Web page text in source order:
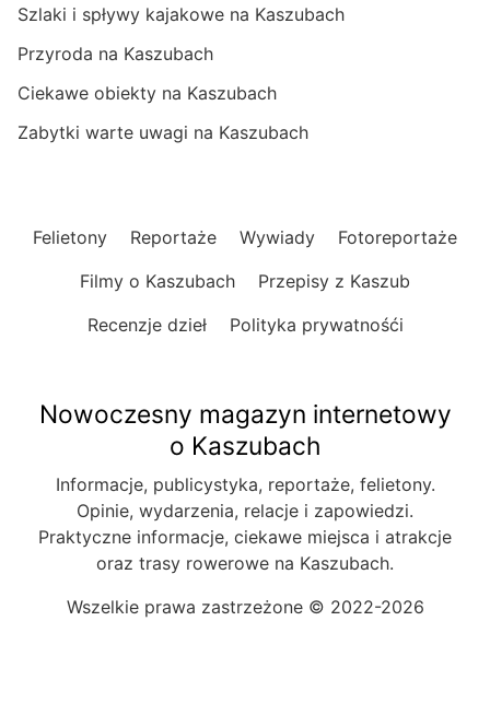
Szlaki i spływy kajakowe na Kaszubach
Przyroda na Kaszubach
Ciekawe obiekty na Kaszubach
Zabytki warte uwagi na Kaszubach
Felietony Reportaże Wywiady
Fotoreportaże
Filmy o Kaszubach
Przepisy z Kaszub
Recenzje dzieł
Polityka prywatnośći
Nowoczesny magazyn internetowy
o Kaszubach
Informacje, publicystyka, reportaże, felietony.
Opinie, wydarzenia, relacje i zapowiedzi.
Praktyczne informacje, ciekawe miejsca i atrakcje
oraz trasy rowerowe na Kaszubach.
Wszelkie prawa zastrzeżone © 2022-2026